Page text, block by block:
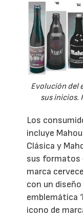
Evolución del
sus inicios.
Los
incluye
Clásica y
sus formatos
marca
con un
emblemática
icono de